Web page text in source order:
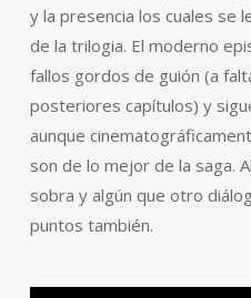
y la presencia los cuales se
de la trilogia. El moderno
fallos gordos de guión (a
posteriores capítulos) y
aunque
son de lo mejor de la saga.
sobra y algún que otro
puntos también.